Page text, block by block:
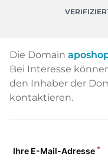
Die Domain
Bei Interesse
den Inhaber der
kontaktieren.